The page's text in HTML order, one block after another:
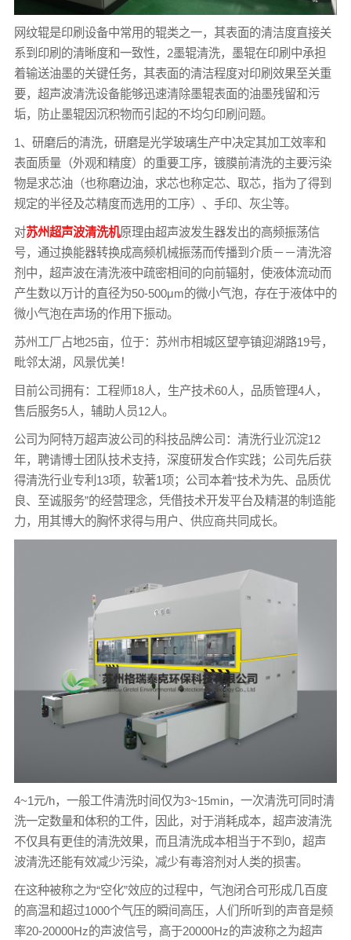
网纹辊是印刷设备中常用的辊类之一，其表面的清洁度直接关
系到印刷的清晰度和一致性，2墨辊清洗，墨辊在印刷中承担
着输送油墨的关键任务，其表面的清洁程度对印刷效果至关重
要，超声波清洗设备能够迅速清除墨辊表面的油墨残留和污
垢，防止墨辊因沉积物而引起的不均匀印刷问题。
1、研磨后的清洗，研磨是光学玻璃生产中决定其加工效率和
表面质量（外观和精度）的重要工序，镀膜前清洗的主要污染
物是求芯油（也称磨边油，求芯也称定芯、取芯，指为了得到
规定的半径及芯精度而选用的工序）、手印、灰尘等。
对苏州超声波清洗机原理由超声波发生器发出的高频振荡信
号，通过换能器转换成高频机械振荡而传播到介质－－清洗溶
剂中，超声波在清洗液中疏密相间的向前辐射，使液体流动而
产生数以万计的直径为50-500μm的微小气泡，存在于液体中的
微小气泡在声场的作用下振动。
苏州工厂占地25亩，位于：苏州市相城区望亭镇迎湖路19号，
毗邻太湖，风景优美！
目前公司拥有：工程师18人，生产技术60人，品质管理4人，
售后服务5人，辅助人员12人。
公司为阿特万超声波公司的科技品牌公司：清洗行业沉淀12
年，聘请博士团队技术支持，深度研发合作实践；公司先后获
得清洗行业专利13项，软著1项；公司本着“技术为先、品质优
良、至诚服务”的经营理念，凭借技术开发平台及精湛的制造能
力，用其博大的胸怀求得与用户、供应商共同成长。
4~1元/h，一般工件清洗时间仅为3~15min，一次清洗可同时清
洗一定数量和体积的工件，因此，对于消耗成本，超声波清洗
不仅具有更佳的清洗效果，而且清洗成本相当于不到0，超声
波清洗还能有效减少污染，减少有毒溶剂对人类的损害。
在这种被称之为“空化”效应的过程中，气泡闭合可形成几百度
的高温和超过1000个气压的瞬间高压，人们所听到的声音是频
率20-20000Hz的声波信号，高于20000Hz的声波称之为超声